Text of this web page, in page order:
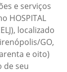
e serviços
HOSPITAL
localizado
GO,
e oito)
de seu